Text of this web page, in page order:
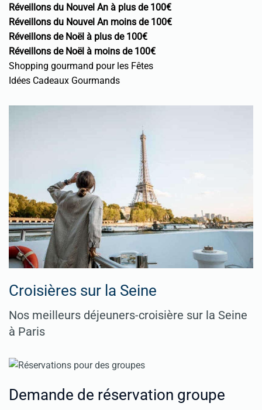
Réveillons du Nouvel An à plus de 100€
Réveillons du Nouvel An moins de 100€
Réveillons de Noël à plus de 100€
Réveillons de Noël à moins de 100€
Shopping gourmand pour les Fêtes
Idées Cadeaux Gourmands
Croisières sur la Seine
Nos meilleurs déjeuners-croisière sur la Seine
à Paris
Demande de réservation groupe